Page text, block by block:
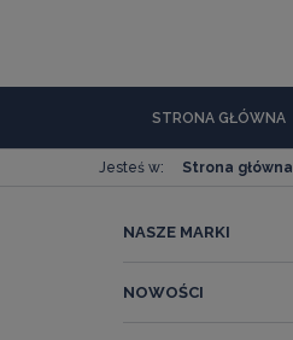
STRONA GŁÓWNA
Jesteś w: Strona główna
NASZE MARKI
NOWOŚCI